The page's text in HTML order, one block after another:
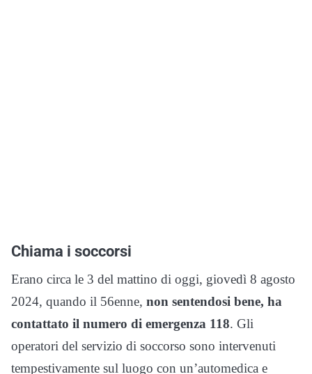
Chiama i soccorsi
Erano circa le 3 del mattino di oggi, giovedì 8 agosto
2024, quando il 56enne, non sentendosi bene, ha
contattato il numero di emergenza 118. Gli
operatori del servizio di soccorso sono intervenuti
tempestivamente sul luogo con un’automedica e